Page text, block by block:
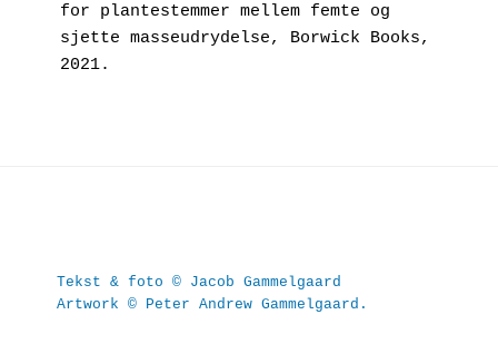
for plantestemmer mellem femte og
sjette masseudrydelse, Borwick Books,
2021.
Tekst & foto © Jacob Gammelgaard
Artwork © Peter Andrew Gammelgaard.